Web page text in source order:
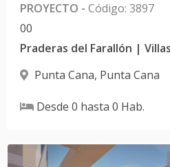
PROYECTO - Código: 3897
00
Punta Cana, Punta Cana
Desde 0 hasta 0 Hab.